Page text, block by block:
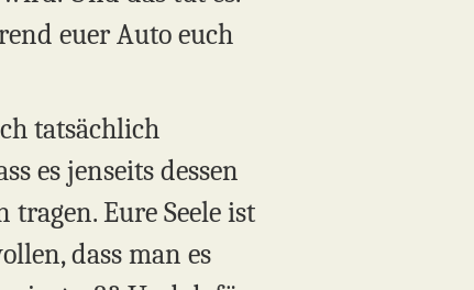
euer Auto euch
tatsächlich
es jenseits dessen
Eure Seele ist
dass man es